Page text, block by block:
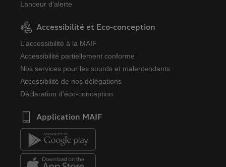
Lanceur d'alerte
Accessibilité et Eco-conception
L'accessibilité à la MAIF
Accessibilité partiellement conforme
Nos services pour les sourds et malentendants
Accessibilité de nos délégations
Déclaration d'éco-conception
Application MAIF